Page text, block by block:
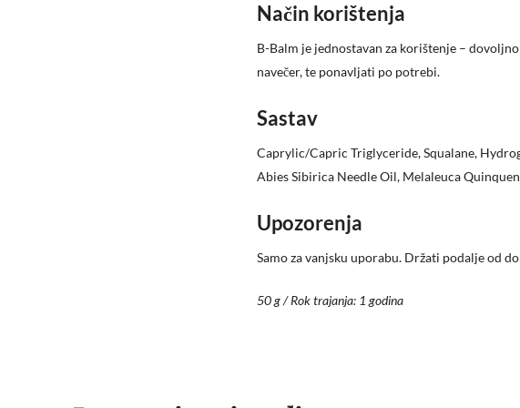
Način korištenja
B-Balm je jednostavan za korištenje –
navečer, te ponavljati po potrebi.
Sastav
Caprylic/Capric Triglyceride, Squalane,
Abies Sibirica Needle Oil, Melaleuca
Upozorenja
Samo za vanjsku uporabu. Držati podalje od
50 g / Rok trajanja: 1 godina